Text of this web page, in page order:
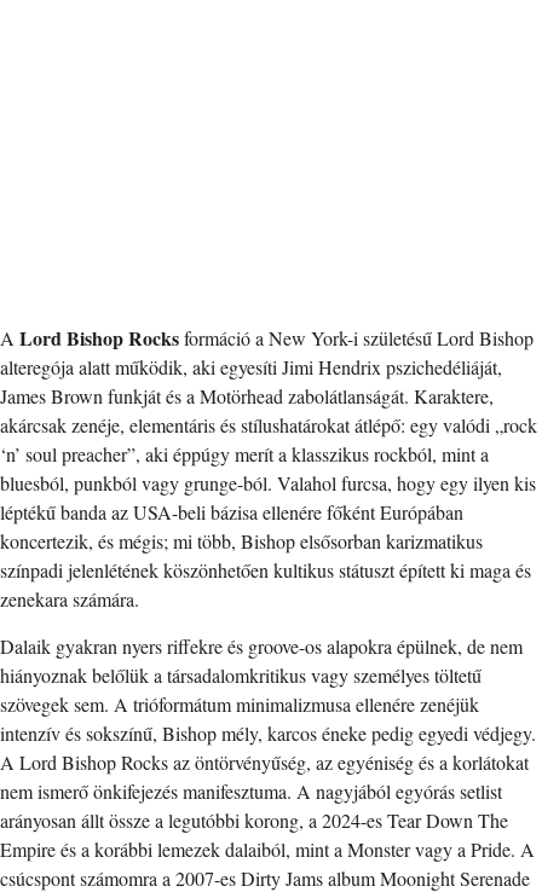
A Lord Bishop Rocksformáció a New York-i születésű Lord Bishop
alteregója alatt működik, aki egyesíti Jimi Hendrix pszichedéliáját,
James Brown funkját és a Motörhead zabolátlanságát. Karaktere,
akárcsak zenéje, elementáris és stílushatárokat átlépő: egy valódi „rock
‘n’ soul preacher”, aki éppúgy merít a klasszikus rockból, mint a
bluesból, punkból vagy grunge-ból. Valahol furcsa, hogy egy ilyen kis
léptékű banda az USA-beli bázisa ellenére főként Európában
koncertezik, és mégis; mi több, Bishop elsősorban karizmatikus
színpadi jelenlétének köszönhetően kultikus státuszt épített ki maga és
zenekara számára.
Dalaik gyakran nyers riffekre és groove-os alapokra épülnek, de nem
hiányoznak belőlük a társadalomkritikus vagy személyes töltetű
szövegek sem. A trióformátum minimalizmusa ellenére zenéjük
intenzív és sokszínű, Bishop mély, karcos éneke pedig egyedi védjegy.
A Lord Bishop Rocks az öntörvényűség, az egyéniség és a korlátokat
nem ismerő önkifejezés manifesztuma. A nagyjából egyórás setlist
arányosan állt össze a legutóbbi korong, a 2024-es Tear Down The
Empire és a korábbi lemezek dalaiból, mint a Monster vagy a Pride. A
csúcspont számomra a 2007-es Dirty Jams album Moonight Serenade